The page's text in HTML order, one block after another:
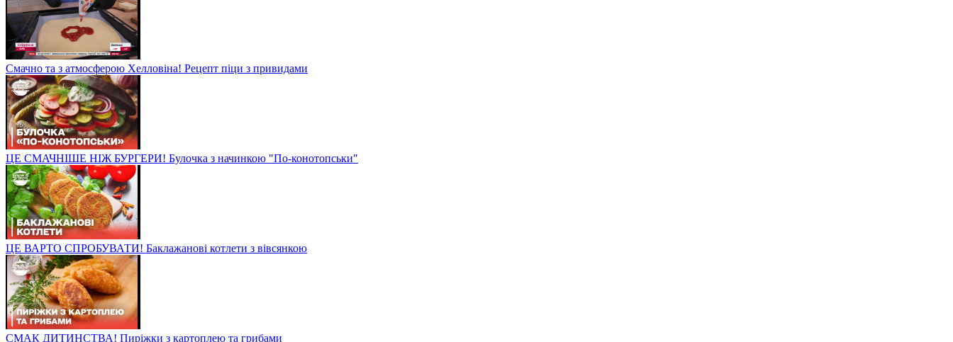
Смачно та з атмосферою Хелловіна! Рецепт піци з привидами
ЦЕ СМАЧНІШЕ НІЖ БУРГЕРИ! Булочка з начинкою "По-конотопськи"
ЦЕ ВАРТО СПРОБУВАТИ! Баклажанові котлети з вівсянкою
СМАК ДИТИНСТВА! Пиріжки з картоплею та грибами